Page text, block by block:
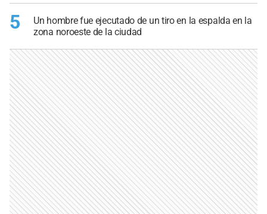
5
Un hombre fue ejecutado de un tiro en la espalda en la
zona noroeste de la ciudad